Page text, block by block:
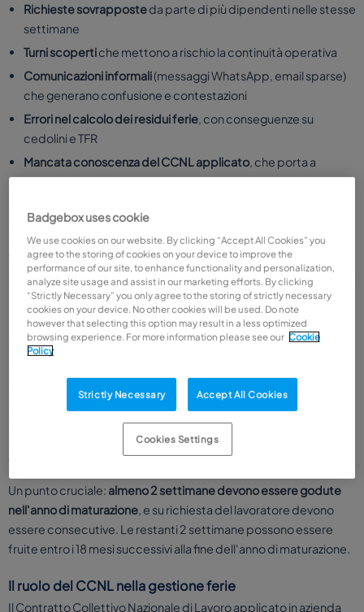
Richieste sovrapposteda parte di più dipendenti nelle stesse
settimane
Turni scopertiche mettono a rischio la continuità operativa
Comunicazioni informali(messaggi WhatsApp, email sparse)
che generano confusione e contestazioni
Errori nel calcolo dei residui ferie, con conseguenze su
cedolini e TFR
Mancata conoscenza del CCNL applicato, che porta a
decisioni non conformi
Gestire tutto questo con fogli Excel o carta è inefficiente e
rischioso. È qui che entrano in gioco i software cloud per la
gestione del personale.
Normativa di riferimento: cosa dice la legge
sulle ferie estive
Il quadro legale generale
In Italia, il diritto alle ferie è garantito dall'articolo 36 della
Decreto Legislativo 66/2003 stabilisce che ogni lavoratore ha
4 settimane di ferie retribuite
Un punto cruciale: almeno 2 settimane devono essere godute
nell'anno di maturazione, e su richiesta del lavoratore devono
essere consecutive. Le restanti 2 settimane possono essere
fruite entro i 18 mesi successivi alla fine dell'anno di maturazione.
Il ruolo del CCNL nella gestione ferie
Il Contratto Collettivo Nazionale di Lavoro applicato in azienda
Badgebox uses cookie
We use cookies on our website. By clicking “Accept All Cookies” you
agree to the storing of cookies on your device to improve the
performance of our site, to enhance functionality and personalization,
analyze site usage and assist in our marketing efforts. By clicking
“Strictly Necessary” you only agree to the storing of strictly necessary
cookies on your device. No other cookies will be used. Do note
however that selecting this option may result in a less optimized
browsing experience. For more information please see our Cookie
Policy
Strictly Necessary Accept All Cookies
Cookies Settings